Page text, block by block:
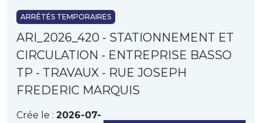
ARRÊTÉS TEMPORAIRES
ARI_2026_420 - STATIONNEMENT ET
CIRCULATION - ENTREPRISE BASSO
TP - TRAVAUX - RUE JOSEPH
FREDERIC MARQUIS
Crée le : 2026-07-